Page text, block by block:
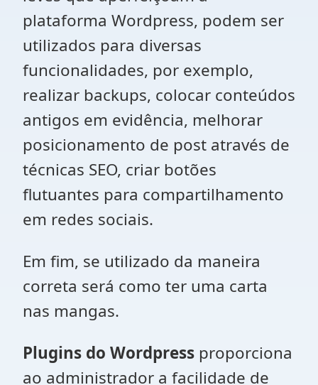
plataforma Wordpress, podem ser
utilizados para diversas
funcionalidades, por exemplo,
realizar backups, colocar conteúdos
antigos em evidência, melhorar
posicionamento de post através de
técnicas SEO, criar botões
flutuantes para compartilhamento
em redes sociais.
Em fim, se utilizado da maneira
correta será como ter uma carta
nas mangas.
Plugins do Wordpress proporciona
ao administrador a facilidade de